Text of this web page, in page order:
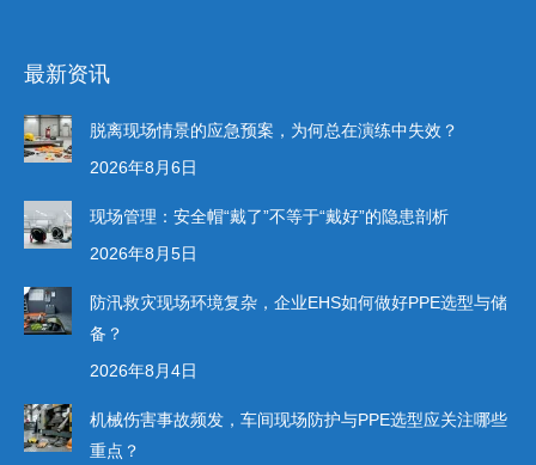
最新资讯
脱离现场情景的应急预案，为何总在演练中失效？
2026年8月6日
现场管理：安全帽“戴了”不等于“戴好”的隐患剖析
2026年8月5日
防汛救灾现场环境复杂，企业EHS如何做好PPE选型与储
备？
2026年8月4日
机械伤害事故频发，车间现场防护与PPE选型应关注哪些
重点？